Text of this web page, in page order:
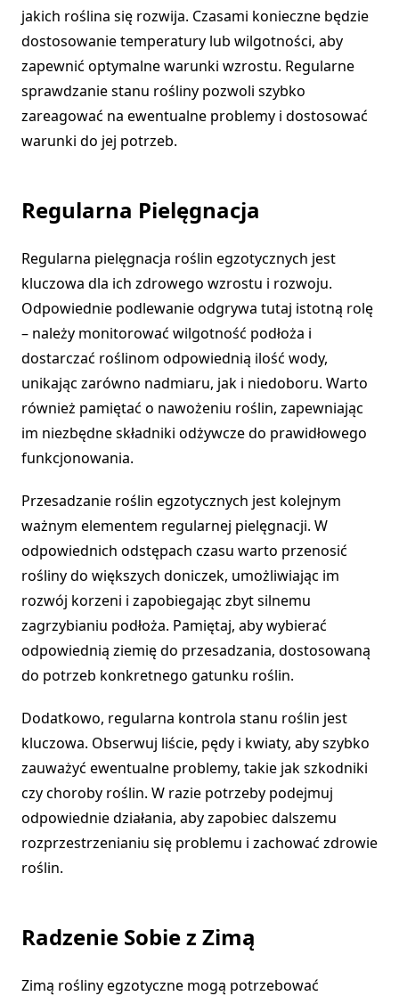
jakich roślina się rozwija. Czasami konieczne będzie
dostosowanie temperatury lub wilgotności, aby
zapewnić optymalne warunki wzrostu. Regularne
sprawdzanie stanu rośliny pozwoli szybko
zareagować na ewentualne problemy i dostosować
warunki do jej potrzeb.
Regularna Pielęgnacja
Regularna pielęgnacja roślin egzotycznych jest
kluczowa dla ich zdrowego wzrostu i rozwoju.
Odpowiednie podlewanie odgrywa tutaj istotną rolę
– należy monitorować wilgotność podłoża i
dostarczać roślinom odpowiednią ilość wody,
unikając zarówno nadmiaru, jak i niedoboru. Warto
również pamiętać o nawożeniu roślin, zapewniając
im niezbędne składniki odżywcze do prawidłowego
funkcjonowania.
Przesadzanie roślin egzotycznych jest kolejnym
ważnym elementem regularnej pielęgnacji. W
odpowiednich odstępach czasu warto przenosić
rośliny do większych doniczek, umożliwiając im
rozwój korzeni i zapobiegając zbyt silnemu
zagrzybianiu podłoża. Pamiętaj, aby wybierać
odpowiednią ziemię do przesadzania, dostosowaną
do potrzeb konkretnego gatunku roślin.
Dodatkowo, regularna kontrola stanu roślin jest
kluczowa. Obserwuj liście, pędy i kwiaty, aby szybko
zauważyć ewentualne problemy, takie jak szkodniki
czy choroby roślin. W razie potrzeby podejmuj
odpowiednie działania, aby zapobiec dalszemu
rozprzestrzenianiu się problemu i zachować zdrowie
roślin.
Radzenie Sobie z Zimą
Zimą rośliny egzotyczne mogą potrzebować